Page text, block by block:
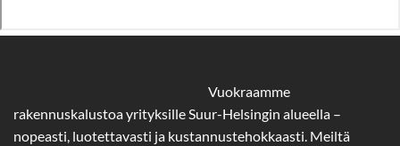
Vuokraamme
rakennuskalustoa yrityksille Suur-Helsingin alueella –
nopeasti, luotettavasti ja kustannustehokkaasti. Meiltä